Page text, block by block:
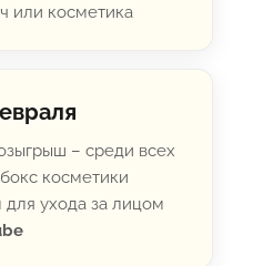
или косметика
– среди всех
косметики
для ухода за лицом